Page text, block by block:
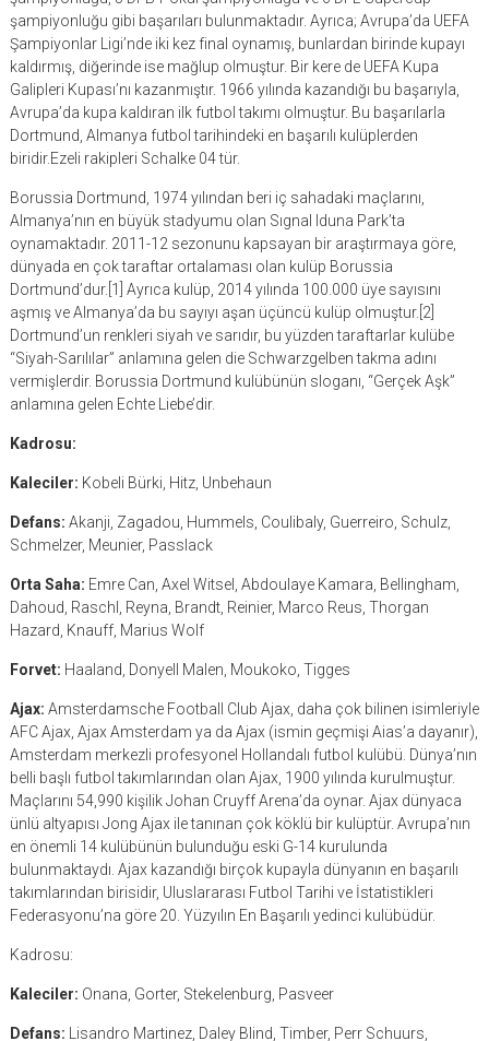
şampiyonluğu gibi başarıları bulunmaktadır. Ayrıca; Avrupa’da UEFA
Şampiyonlar Ligi’nde iki kez final oynamış, bunlardan birinde kupayı
kaldırmış, diğerinde ise mağlup olmuştur. Bir kere de UEFA Kupa
Galipleri Kupası’nı kazanmıştır. 1966 yılında kazandığı bu başarıyla,
Avrupa’da kupa kaldıran ilk futbol takımı olmuştur. Bu başarılarla
Dortmund, Almanya futbol tarihindeki en başarılı kulüplerden
biridir.Ezeli rakipleri Schalke 04 tür.
Borussia Dortmund, 1974 yılından beri iç sahadaki maçlarını,
Almanya’nın en büyük stadyumu olan Sıgnal Iduna Park’ta
oynamaktadır. 2011-12 sezonunu kapsayan bir araştırmaya göre,
dünyada en çok taraftar ortalaması olan kulüp Borussia
Dortmund’dur.[1] Ayrıca kulüp, 2014 yılında 100.000 üye sayısını
aşmış ve Almanya’da bu sayıyı aşan üçüncü kulüp olmuştur.[2]
Dortmund’un renkleri siyah ve sarıdır, bu yüzden taraftarlar kulübe
“Siyah-Sarılılar” anlamına gelen die Schwarzgelben takma adını
vermişlerdir. Borussia Dortmund kulübünün sloganı, “Gerçek Aşk”
anlamına gelen Echte Liebe’dir.
Kadrosu:
Kaleciler: Kobeli Bürki, Hitz, Unbehaun
Defans: Akanji, Zagadou, Hummels, Coulibaly, Guerreiro, Schulz,
Schmelzer, Meunier, Passlack
Orta Saha: Emre Can, Axel Witsel, Abdoulaye Kamara, Bellingham,
Dahoud, Raschl, Reyna, Brandt, Reinier, Marco Reus, Thorgan
Hazard, Knauff, Marius Wolf
Forvet: Haaland, Donyell Malen, Moukoko, Tigges
Ajax: Amsterdamsche Football Club Ajax, daha çok bilinen isimleriyle
AFC Ajax, Ajax Amsterdam ya da Ajax (ismin geçmişi Aias’a dayanır),
Amsterdam merkezli profesyonel Hollandalı futbol kulübü. Dünya’nın
belli başlı futbol takımlarından olan Ajax, 1900 yılında kurulmuştur.
Maçlarını 54,990 kişilik Johan Cruyff Arena’da oynar. Ajax dünyaca
ünlü altyapısı Jong Ajax ile tanınan çok köklü bir kulüptür. Avrupa’nın
en önemli 14 kulübünün bulunduğu eski G-14 kurulunda
bulunmaktaydı. Ajax kazandığı birçok kupayla dünyanın en başarılı
takımlarından birisidir, Uluslararası Futbol Tarihi ve İstatistikleri
Federasyonu’na göre 20. Yüzyılın En Başarılı yedinci kulübüdür.
Kadrosu:
Kaleciler: Onana, Gorter, Stekelenburg, Pasveer
Defans: Lisandro Martinez, Daley Blind, Timber, Perr Schuurs,